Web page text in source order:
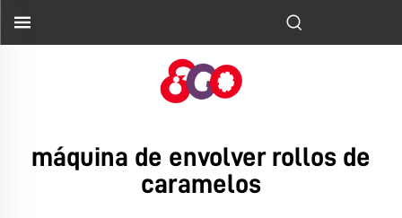
máquina de envolver rollos de
caramelos